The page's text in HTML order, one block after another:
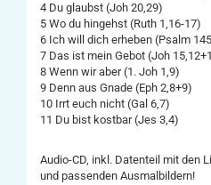
4 Du glaubst (Joh 20,29)
5 Wo du hingehst (Ruth 1,16-17)
6 Ich will dich erheben (Psalm
7 Das ist mein Gebot (Joh
8 Wenn wir aber (1. Joh 1,9)
9 Denn aus Gnade (Eph 2,8+9)
10 Irrt euch nicht (Gal 6,7)
11 Du bist kostbar (Jes 3,4)
Audio-CD, inkl. Datenteil mit den
und passenden Ausmalbildern!